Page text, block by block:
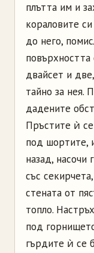
плътта им и
кораловите
до него,
повърхността
двайсет и
тайно за нея.
дадените
Пръстите ѝ
под шортите,
назад, насочи
със
стената от
топло.
под
гърдите ѝ се